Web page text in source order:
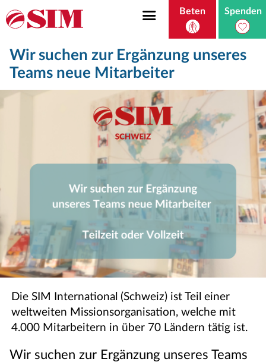
Beten Spenden
Wir suchen zur Ergänzung unseres
Teams neue Mitarbeiter
Die SIM International (Schweiz) ist Teil einer
weltweiten Missionsorganisation, welche mit
4.000 Mitarbeitern in über 70 Ländern tätig ist.
Wir suchen zur Ergänzung unseres Teams